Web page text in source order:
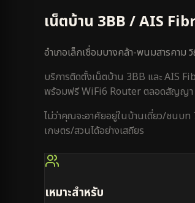
เน็ตบ้าน 3BB / AIS
อำเภอเล็กเชื่อมบางคล้า-พนมสารคาม
บริการติดตั้งเน็ตบ้าน 3BB และ AIS
พร้อมฟรี WiFi6 Router ตลอดสัญญา
ไม่ว่าคุณจะอาศัยอยู่ในบ้านเดี่ยว/ชนบท
เกษตร/สวนได้อย่างเสถียร
เหมาะสำหรับ